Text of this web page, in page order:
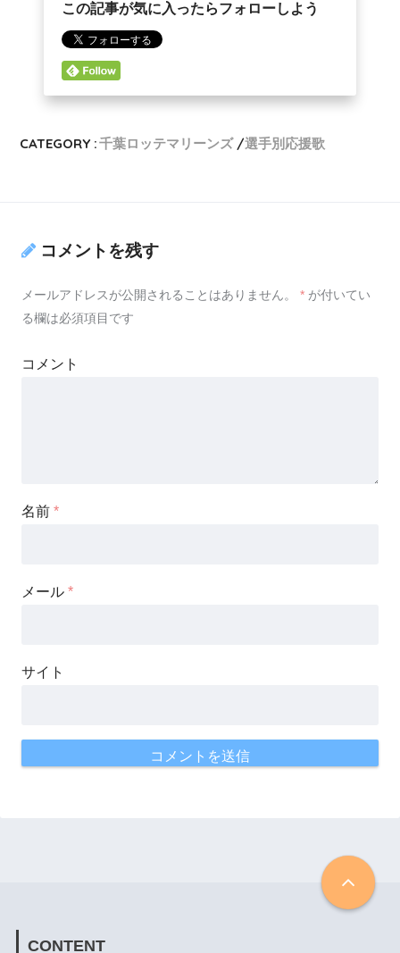
この記事が気に入ったらフォローしよう
CATEGORY :千葉ロッテマリーンズ 選手別応援歌
コメントを残す
メールアドレスが公開されることはありません。 * が付いてい
る欄は必須項目です
コメント
名前 *
メール *
サイト
CONTENT